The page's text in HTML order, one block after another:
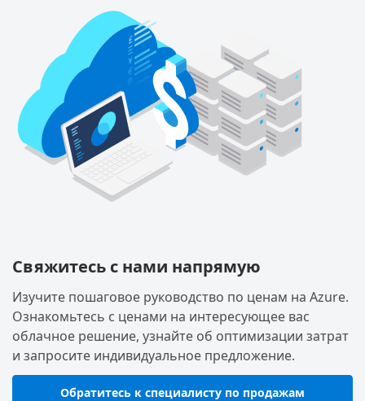
Свяжитесь с нами напрямую
Изучите пошаговое руководство по ценам на Azure.
Ознакомьтесь с ценами на интересующее вас
облачное решение, узнайте об оптимизации затрат
и запросите индивидуальное предложение.
Обратитесь к специалисту по продажам